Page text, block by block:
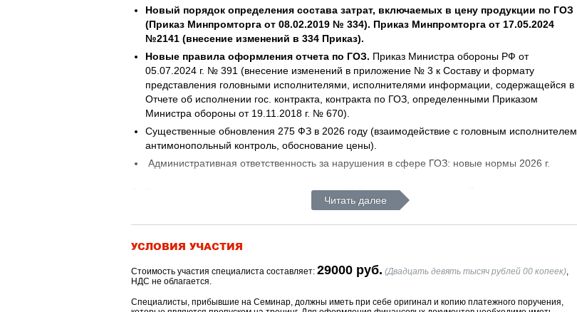
Новый порядок определения состава затрат, включаемых в цену продукции по ГОЗ
(Приказ Минпромторга от 08.02.2019 № 334). Приказ Минпромторга от 17.05.2024
№2141 (внесение изменений в 334 Приказ).
Новые правила оформления отчета по ГОЗ. Приказ Министра обороны РФ от
05.07.2024 г. № 391 (внесение изменений в приложение № 3 к Составу и формату
представления головными исполнителями, исполнителями информации, содержащейся в
Отчете об исполнении гос. контракта, контракта по ГОЗ, определенными Приказом
Министра обороны от 19.11.2018 г. № 670).
Существенные обновления 275 ФЗ в 2026 году (взаимодействие с головным исполнителем,
антимонопольный контроль, обоснование цены).
Административная ответственность за нарушения в сфере ГОЗ: новые нормы 2026 г.
2. Формирование цен на продукцию ГОЗ с учетом введений единых правил
ценообразования при формировании, размещении и выполнении
3. Обоснование выбора метода определения цен при поставках продукции
заявленного уровня себестоимости.Прибыль и рентабельность по-новому.
Условия получения (основания неизъятия) дополнительной фактической прибыли
себестоимости при определении цен на продукцию, поставляемую по ГОЗ. Влияние
Читать далее
УСЛОВИЯ УЧАСТИЯ
Стоимость участия специалиста составляет: 29000 руб. (Двадцать девять тысяч рублей 00 копеек),
НДС не облагается.
Специалисты, прибывшие на Семинар, должны иметь при себе оригинал и копию платежного поручения,